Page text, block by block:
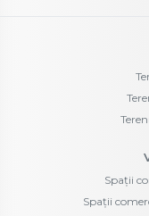
Spații
Spații